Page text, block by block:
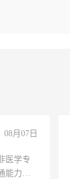
08月07日
医学专
能力